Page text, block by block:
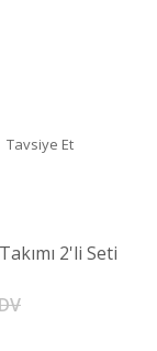
Tavsiye Et
2'li Seti